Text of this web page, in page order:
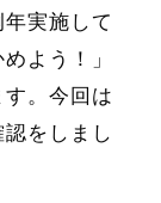
実施して
よう！」
。今回は
をしまし